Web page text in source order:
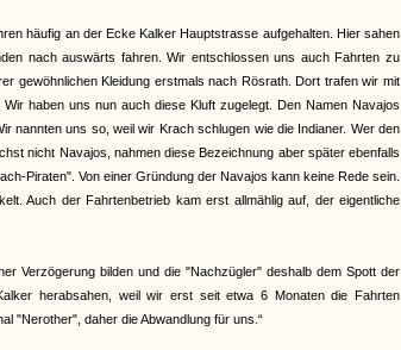
häufig an der Ecke Kalker Hauptstrasse aufgehalten. Hier sahen
nach auswärts fahren. Wir entschlossen uns auch Fahrten zu
gewöhnlichen Kleidung erstmals nach Rösrath. Dort trafen wir mit
haben uns nun auch diese Kluft zugelegt. Den Namen Navajos
nannten uns so, weil wir Krach schlugen wie die Indianer. Wer den
nicht Navajos, nahmen diese Bezeichnung aber später ebenfalls
Piraten". Von einer Gründung der Navajos kann keine Rede sein.
Auch der Fahrtenbetrieb kam erst allmählig auf, der eigentliche
Verzögerung bilden und die "Nachzügler" deshalb dem Spott der
herabsahen, weil wir erst seit etwa 6 Monaten die Fahrten
"Nerother", daher die Abwandlung für uns.“